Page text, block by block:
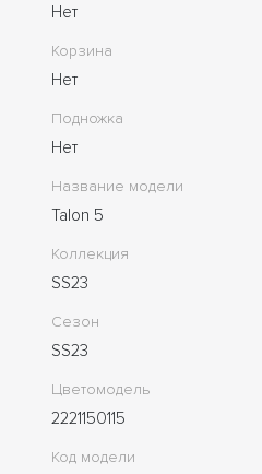
Нет
Корзина
Нет
Подножка
Нет
Название модели
Talon 5
Коллекция
SS23
Сезон
SS23
Цветомодель
2221150115
Код модели